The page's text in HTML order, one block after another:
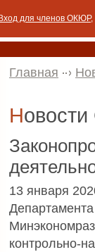
Вход для членов ОКЮР,
Главная
13 января
контрольно-